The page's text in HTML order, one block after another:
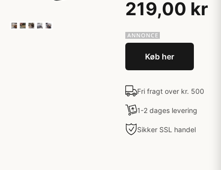
219,00 kr
Køb her
Fri fragt over kr. 500
1-2 dages levering
Sikker SSL handel